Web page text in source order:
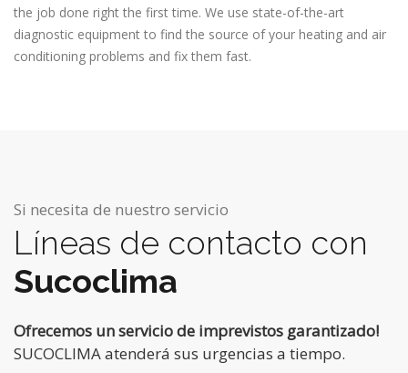
the job done right the first time. We use state-of-the-art
diagnostic equipment to find the source of your heating and air
conditioning problems and fix them fast.
Si necesita de nuestro servicio
Líneas de contacto con
Sucoclima
Ofrecemos un servicio de imprevistos garantizado!
SUCOCLIMA atenderá sus urgencias a tiempo.